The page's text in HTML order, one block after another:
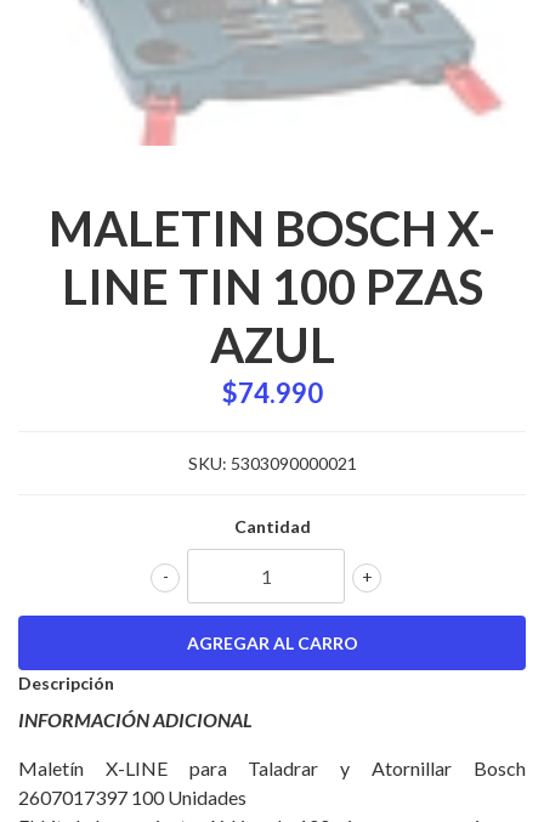
MALETIN BOSCH X-
LINE TIN 100 PZAS
AZUL
$74.990
SKU: 5303090000021
Cantidad
+
-
Descripción
INFORMACIÓN ADICIONAL
Maletín X-LINE para Taladrar y Atornillar Bosch
2607017397 100 Unidades